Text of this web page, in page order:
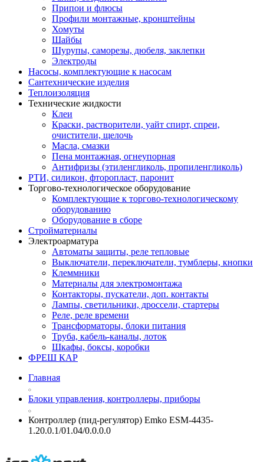
Припои и флюсы
Профили монтажные, кронштейны
Хомуты
Шайбы
Шурупы, саморезы, дюбеля, заклепки
Электроды
Насосы, комплектующие к насосам
Сантехнические изделия
Теплоизоляция
Технические жидкости
Клеи
Краски, растворители, уайт спирт, спреи,
очистители, щелочь
Масла, смазки
Пена монтажная, огнеупорная
Антифризы (этиленгликоль, пропиленгликоль)
РТИ, силикон, фторопласт, паронит
Торгово-технологическое оборудование
Комплектующие к торгово-технологическому
оборудованию
Оборудование в сборе
Стройматериалы
Электроарматура
Автоматы защиты, реле тепловые
Выключатели, переключатели, тумблеры, кнопки
Клеммники
Материалы для электромонтажа
Контакторы, пускатели, доп. контакты
Лампы, светильники, дроссели, стартеры
Реле, реле времени
Трансформаторы, блоки питания
Труба, кабель-каналы, лоток
Шкафы, боксы, коробки
ФРЕШ КАР
Главная
Блоки управления, контроллеры, приборы
Контроллер (пид-регулятор) Emko ESM-4435-
1.20.0.1/01.04/0.0.0.0